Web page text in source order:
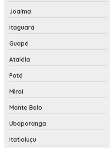
Joaíma
Itaguara
Guapé
Ataléia
Poté
Miraí
Monte Belo
Ubaporanga
Itatiaiuçu